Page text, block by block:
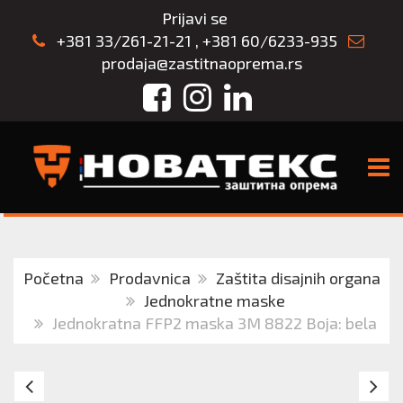
Prijavi se
+381 33/261-21-21 , +381 60/6233-935
prodaja@zastitnaoprema.rs
FacebookInstagram
LinkedIn
Početna Prodavnica
Zaštita disajnih organa
Jednokratne maske
Jednokratna FFP2 maska 3M 8822 Boja: bela
Respirator